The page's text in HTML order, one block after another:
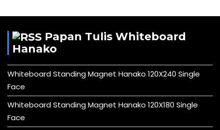
Papan Tulis Whiteboard
Hanako
Whiteboard Standing Magnet Hanako 120X240 Single
Face
Whiteboard Standing Magnet Hanako 120X180 Single
Face